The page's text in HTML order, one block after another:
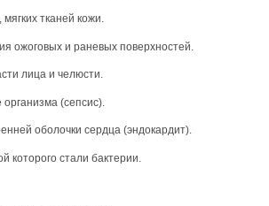
мягких тканей кожи.
ожоговых и раневых поверхностей.
лица и челюсти.
(сепсис).
оболочки сердца (эндокардит).
которого стали бактерии.